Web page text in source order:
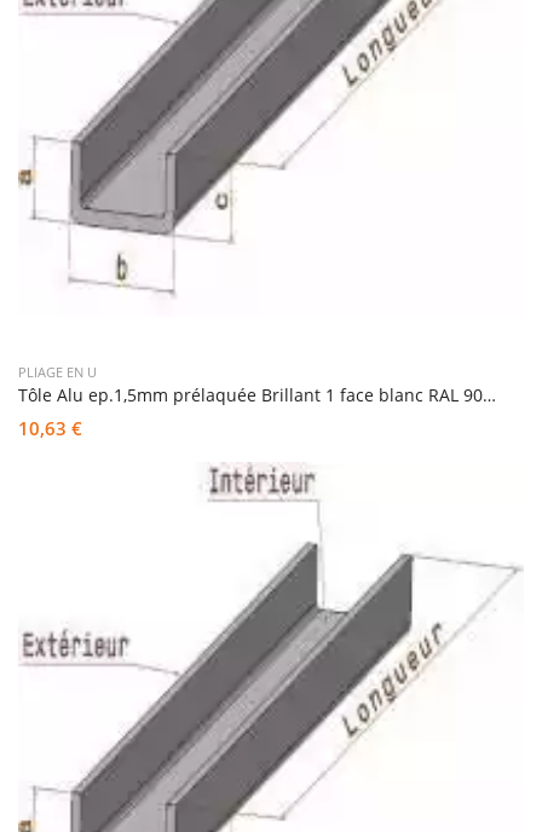
PLIAGE EN U
Tôle Alu ep.1,5mm prélaquée Brillant 1 face blanc RAL 9010 pliée en U
10,63 €